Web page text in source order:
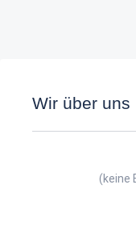
Wir über uns
(keine